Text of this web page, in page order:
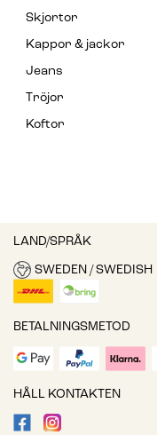
Skjortor
Kappor & jackor
Jeans
Tröjor
Koftor
LAND/SPRÅK
SWEDEN / SWEDISH
BETALNINGSMETOD
HÅLL KONTAKTEN